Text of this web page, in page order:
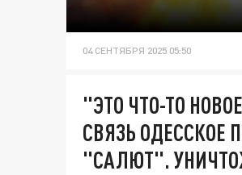
04 СЕНТЯБРЯ 2025 05:50
"ЭТО ЧТО-ТО
СВЯЗЬ
"САЛЮТ".